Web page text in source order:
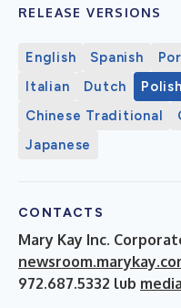
RELEASE VERSIONS
English Spanish
Italian
Dutch Polish
Chinese Traditional
Japanese
CONTACTS
Mary Kay Inc.
972.687.5332 lub